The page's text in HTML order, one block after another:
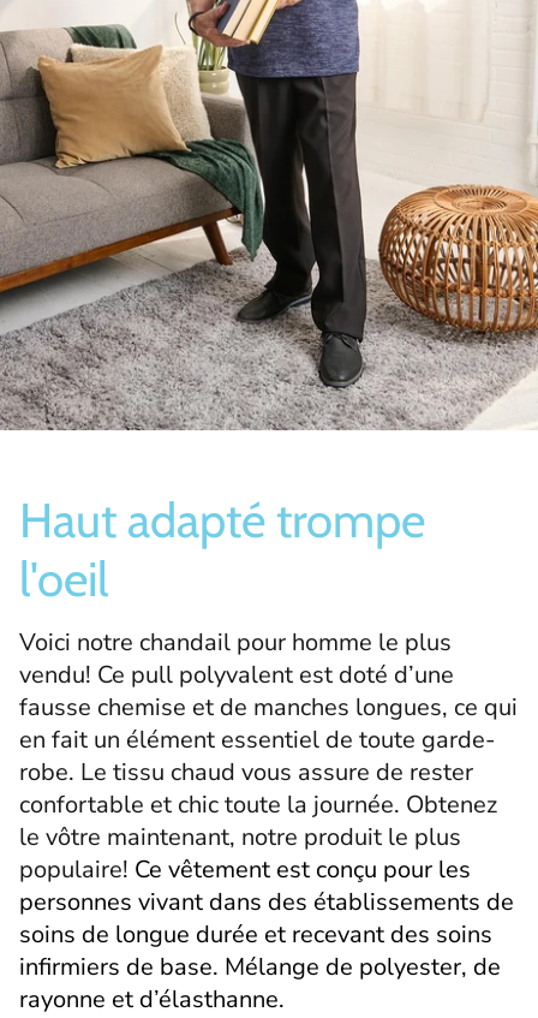
Bas/Chaussettes
Pantoufles
Haut adapté trompe
l'oeil
Voici notre chandail pour homme le plus
vendu! Ce pull polyvalent est doté d’une
fausse chemise et de manches longues, ce qui
en fait un élément essentiel de toute garde-
robe. Le tissu chaud vous assure de rester
confortable et chic toute la journée. Obtenez
le vôtre maintenant, notre produit le plus
populaire! Ce vêtement est conçu pour les
personnes vivant dans des établissements de
soins de longue durée et recevant des soins
infirmiers de base. Mélange de polyester, de
rayonne et d’élasthanne.